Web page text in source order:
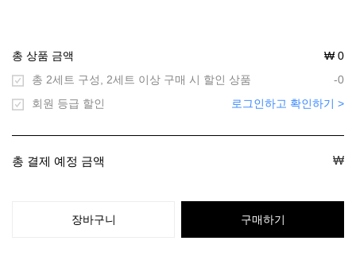
총 상품 금액 ₩ 0
총 2세트 구성, 2세트 이상 구매 시 할인 상품
-0
회원 등급 할인
로그인하고 확인하기 >
총 결제 예정 금액 ₩
장바구니 구매하기